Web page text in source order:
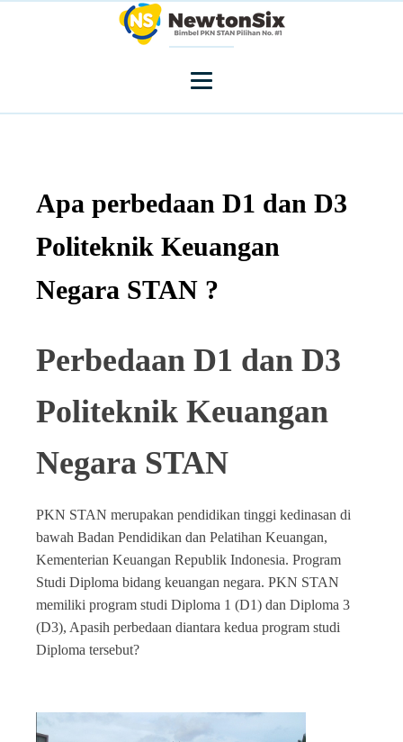
Apa perbedaan D1 dan D3
Politeknik Keuangan
Negara STAN ?
Perbedaan D1 dan D3
Politeknik Keuangan
Negara STAN
PKN STAN merupakan pendidikan tinggi kedinasan di
bawah Badan Pendidikan dan Pelatihan Keuangan,
Kementerian Keuangan Republik Indonesia. Program
Studi Diploma bidang keuangan negara. PKN STAN
memiliki program studi Diploma 1 (D1) dan Diploma 3
(D3), Apasih perbedaan diantara kedua program studi
Diploma tersebut?